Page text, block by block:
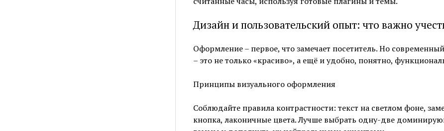
Дизайн и пользовательский опыт: что важно
Оформление – первое, что замечает посетитель. Но
– это не только «красиво», а ещё и удобно, понятно,
Принципы визуального оформления
Соблюдайте правила контрастности: текст на светлом фоне,
кнопка, лаконичные цвета. Лучше выбрать одну-две